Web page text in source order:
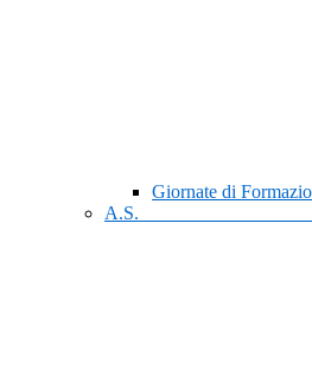
Giornate di
A.S.